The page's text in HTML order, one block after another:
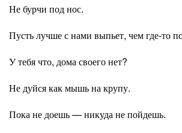
Не бурчи под нос.
Пусть лучше с нами выпьет, чем где-то
У тебя что, дома своего нет?
Не дуйся как мышь на крупу.
Пока не доешь — никуда не пойдешь.